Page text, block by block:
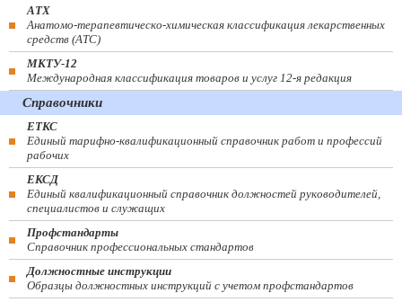
АТХ
Анатомо-терапевтическо-химическая классификация лекарственных
средств (ATC)
МКТУ-12
Международная классификация товаров и услуг 12-я редакция
Справочники
ЕТКС
Единый тарифно-квалификационный справочник работ и профессий
рабочих
ЕКСД
Единый квалификационный справочник должностей руководителей,
специалистов и служащих
Профстандарты
Справочник профессиональных стандартов
Должностные инструкции
Образцы должностных инструкций с учетом профстандартов